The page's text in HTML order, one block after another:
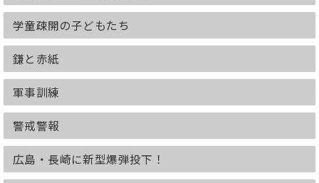
学童疎開の子どもたち
鎌と赤紙
軍事訓練
警戒警報
広島・長崎に新型爆弾投下！